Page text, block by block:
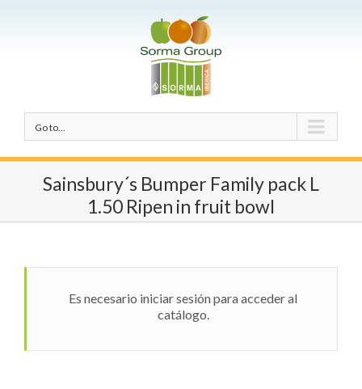
Go to...
Sainsbury´s Bumper Family pack L
1.50 Ripen in fruit bowl
Es necesario iniciar sesión para acceder al
catálogo.